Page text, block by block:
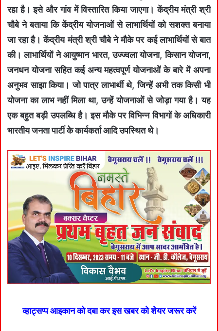
रहा है। इसे और गांव में विस्तारित किया जाएगा। केंद्रीय मंत्री श्री
चौबे ने बताया कि केंद्रीय योजनाओं से लाभार्थियों को सशक्त बनाया
जा रहा है। केंद्रीय मंत्री श्री चौबे ने मौके पर कई लाभार्थियों से बात
की। लाभार्थियों ने आयुष्मान भारत, उज्ज्वला योजना, किसान योजना,
जनधन योजना सहित कई अन्य महत्वपूर्ण योजनाओं के बारे में अपना
अनुभव साझा किया। जो पात्र लाभार्थी थे, जिन्हें अभी तक किसी भी
योजना का लाभ नहीं मिला था, उन्हें योजनाओं से जोड़ा गया है। यह
एक बहुत बड़ी उपलब्धि है। इस मौके पर विभिन्न विभागों के अधिकारी
भारतीय जनता पार्टी के कार्यकर्ता आदि उपस्थित थे।
व्हाट्सप्प आइकान को दबा कर इस खबर को शेयर जरूर करें